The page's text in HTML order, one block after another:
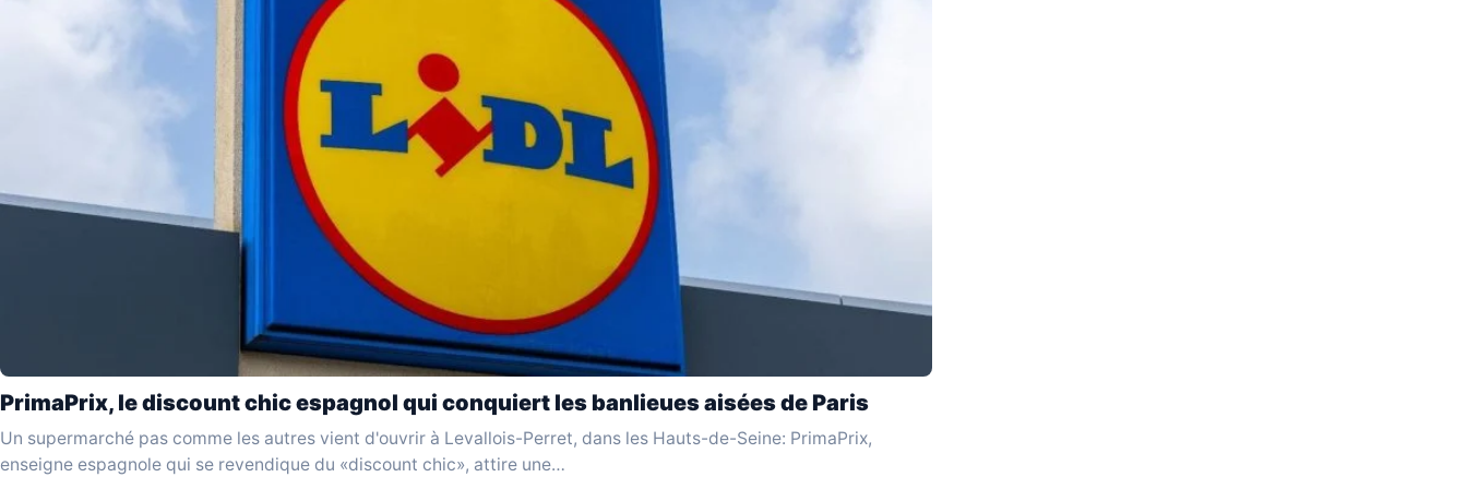
PrimaPrix, le discount chic espagnol qui conquiert les banlieues aisées de Paris
Un supermarché pas comme les autres vient d'ouvrir à Levallois-Perret, dans les Hauts-de-Seine: PrimaPrix,
enseigne espagnole qui se revendique du «discount chic», attire une…